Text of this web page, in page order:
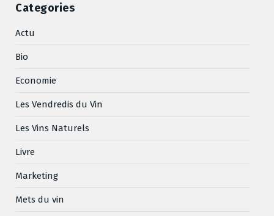
Categories
Actu
Bio
Economie
Les Vendredis du Vin
Les Vins Naturels
Livre
Marketing
Mets du vin